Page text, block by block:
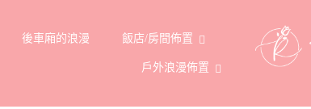
後車廂的浪漫 飯店/房間佈置
戶外浪漫佈置